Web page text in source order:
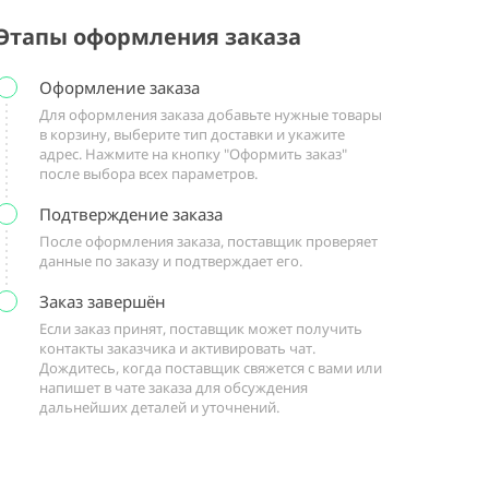
оформления заказа
Оформление заказа
Для оформления заказа добавьте нужные товары
в корзину, выберите тип доставки и укажите
адрес. Нажмите на кнопку "Оформить заказ"
после выбора всех параметров.
Подтверждение заказа
После оформления заказа, поставщик проверяет
данные по заказу и подтверждает его.
Заказ завершён
Если заказ принят, поставщик может получить
контакты заказчика и активировать чат.
Дождитесь, когда поставщик свяжется с вами или
напишет в чате заказа для обсуждения
дальнейших деталей и уточнений.